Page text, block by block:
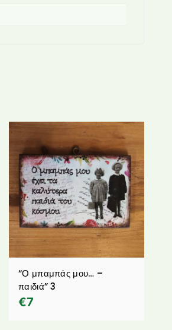
“Ο μπαμπάς μου… –
παιδιά” 3
€7